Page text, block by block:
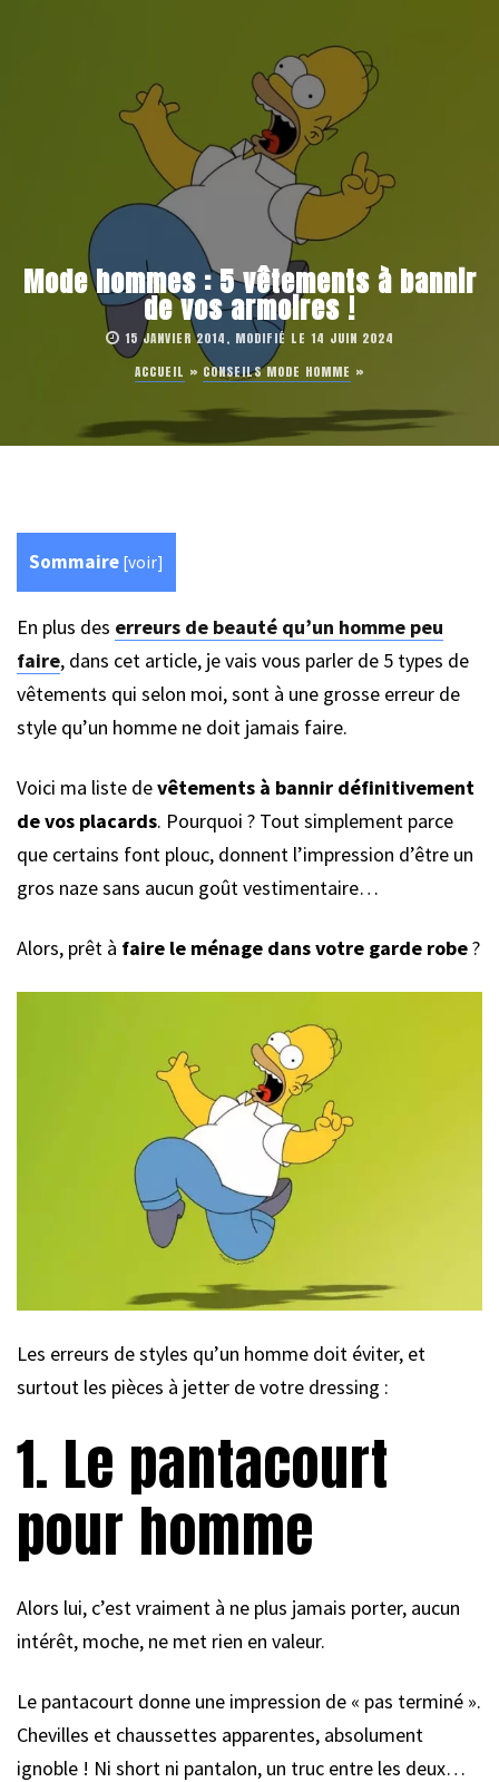
Mode hommes : 5 vêtements à bannir
de vos armoires !
15 JANVIER 2014, MODIFIÉ LE 14 JUIN 2024
ACCUEIL » CONSEILS MODE HOMME »
Sommaire [voir]
En plus des erreurs de beauté qu’un homme peu
faire, dans cet article, je vais vous parler de 5 types de
vêtements qui selon moi, sont à une grosse erreur de
style qu’un homme ne doit jamais faire.
Voici ma liste devêtements à bannir définitivement
de vos placards. Pourquoi ? Tout simplement parce
que certains font plouc, donnent l’impression d’être un
gros naze sans aucun goût vestimentaire…
Alors, prêt à faire le ménage dans votre garde robe?
Les erreurs de styles qu’un homme doit éviter, et
surtout les pièces à jetter de votre dressing :
1. Le pantacourt
pour homme
Alors lui, c’est vraiment à ne plus jamais porter, aucun
intérêt, moche, ne met rien en valeur.
Le pantacourt donne une impression de « pas terminé ».
Chevilles et chaussettes apparentes, absolument
ignoble ! Ni short ni pantalon, un truc entre les deux…